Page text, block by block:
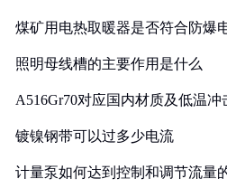
煤矿用电热取暖器是否符合防爆
照明母线槽的主要作用是什么
A516Gr70对应国内材质及低温冲
镀镍钢带可以过多少电流
计量泵如何达到控制和调节流量